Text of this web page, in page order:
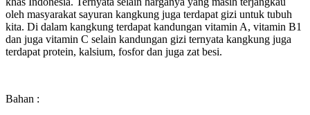
oleh masyarakat sayuran kangkung juga terdapat gizi untuk tubuh
kita. Di dalam kangkung terdapat kandungan vitamin A, vitamin B1
dan juga vitamin C selain kandungan gizi ternyata kangkung juga
terdapat protein, kalsium, fosfor dan juga zat besi.
Bahan :